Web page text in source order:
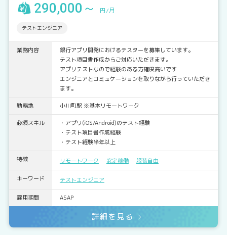
290,000～ 円/月
テストエンジニア
業務内容
銀行アプリ開発におけるテスターを募集しています。
テスト項目書作成からご対応いただきます。
アプリテストなので経験のある方確度高いです
エンジニアとコミュケーションを取りながら行っていただき
ます。
勤務地 小川町駅 ※基本リモートワーク
必須スキル
・アプリ(iOS/Android)のテスト経験
・テスト項目書作成経験
・テスト経験半年以上
特徴 リモートワーク 安定稼働 服装自由
キーワード テストエンジニア
雇用期間 ASAP
詳細を見る